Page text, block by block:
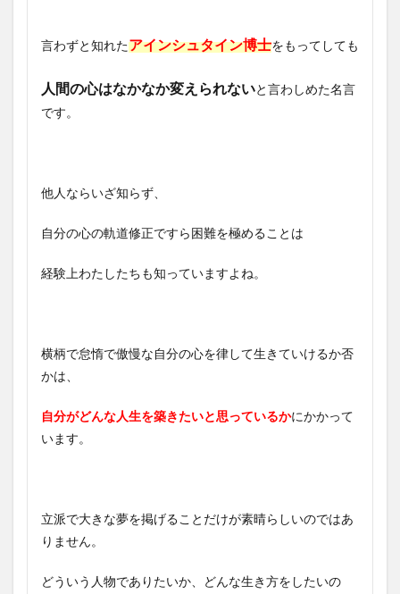
言わずと知れたアインシュタイン博士をもってしても
人間の心はなかなか変えられないと言わしめた名言
です。
他人ならいざ知らず、
自分の心の軌道修正ですら困難を極めることは
経験上わたしたちも知っていますよね。
横柄で怠惰で傲慢な自分の心を律して生きていけるか否
かは、
自分がどんな人生を築きたいと思っているかにかかって
います。
立派で大きな夢を掲げることだけが素晴らしいのではあ
りません。
どういう人物でありたいか、どんな生き方をしたいの